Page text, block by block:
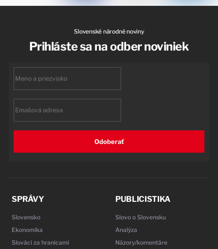
Slovenské národné noviny
Prihláste sa na odber noviniek
Odoberať
SPRÁVY
Slovensko
Ekonomika
Slováci za hranicami
PUBLICISTIKA
Slovo o Slovensku
Analýza
Názory/komentáre